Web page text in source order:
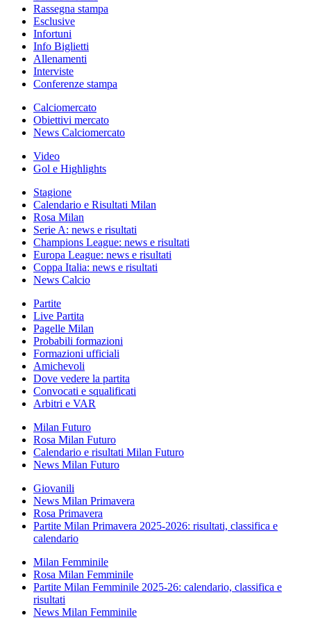
Rassegna stampa
Esclusive
Infortuni
Info Biglietti
Allenamenti
Interviste
Conferenze stampa
Calciomercato
Obiettivi mercato
News Calciomercato
Video
Gol e Highlights
Stagione
Calendario e Risultati Milan
Rosa Milan
Serie A: news e risultati
Champions League: news e risultati
Europa League: news e risultati
Coppa Italia: news e risultati
News Calcio
Partite
Live Partita
Pagelle Milan
Probabili formazioni
Formazioni ufficiali
Amichevoli
Dove vedere la partita
Convocati e squalificati
Arbitri e VAR
Milan Futuro
Rosa Milan Futuro
Calendario e risultati Milan Futuro
News Milan Futuro
Giovanili
News Milan Primavera
Rosa Primavera
Partite Milan Primavera 2025-2026: risultati, classifica e
calendario
Milan Femminile
Rosa Milan Femminile
Partite Milan Femminile 2025-26: calendario, classifica e
risultati
News Milan Femminile